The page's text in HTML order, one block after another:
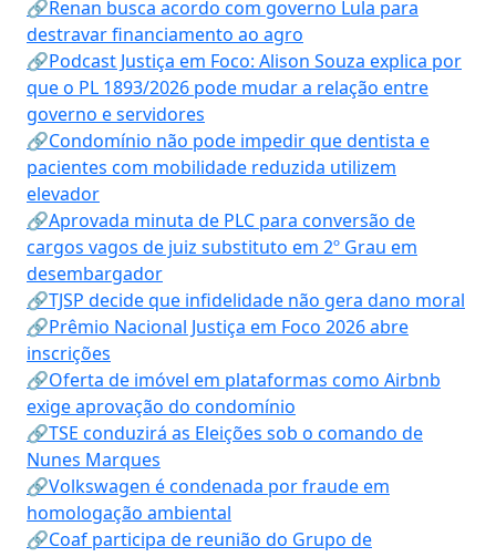
🔗Renan busca acordo com governo Lula para
destravar financiamento ao agro
🔗Podcast Justiça em Foco: Alison Souza explica por
que o PL 1893/2026 pode mudar a relação entre
governo e servidores
🔗Condomínio não pode impedir que dentista e
pacientes com mobilidade reduzida utilizem
elevador
🔗Aprovada minuta de PLC para conversão de
cargos vagos de juiz substituto em 2º Grau em
desembargador
🔗TJSP decide que infidelidade não gera dano moral
🔗Prêmio Nacional Justiça em Foco 2026 abre
inscrições
🔗Oferta de imóvel em plataformas como Airbnb
exige aprovação do condomínio
🔗TSE conduzirá as Eleições sob o comando de
Nunes Marques
🔗Volkswagen é condenada por fraude em
homologação ambiental
🔗Coaf participa de reunião do Grupo de